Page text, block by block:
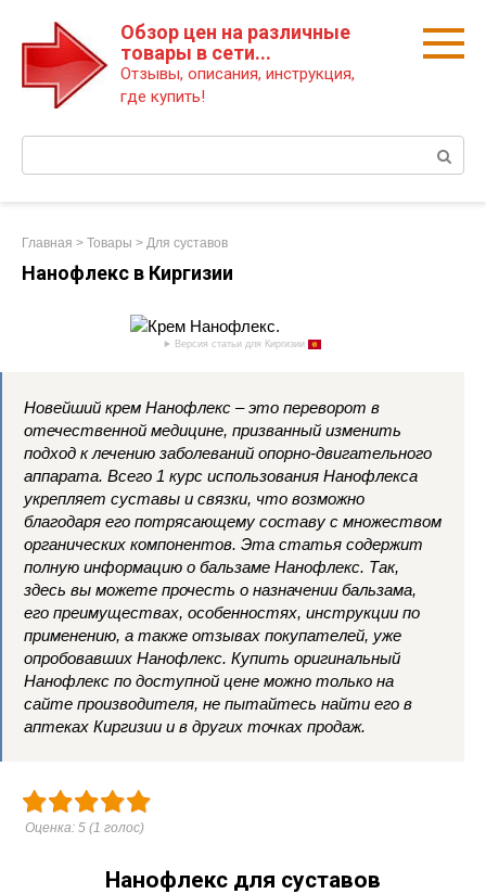
Обзор цен на различные
товары в сети...
Отзывы, описания, инструкция,
где купить!
Главная > Товары > Для суставов
Нанофлекс в Киргизии
Версия статьи для Киргизии
Новейший крем Нанофлекс – это переворот в
отечественной медицине, призванный изменить
подход к лечению заболеваний опорно-двигательного
аппарата. Всего 1 курс использования Нанофлекса
укрепляет суставы и связки, что возможно
благодаря его потрясающему составу с множеством
органических компонентов. Эта статья содержит
полную информацию о бальзаме Нанофлекс. Так,
здесь вы можете прочесть о назначении бальзама,
его преимуществах, особенностях, инструкции по
применению, а также отзывах покупателей, уже
опробовавших Нанофлекс. Купить оригинальный
Нанофлекс по доступной цене можно только на
сайте производителя, не пытайтесь найти его в
аптеках Киргизии и в других точках продаж.
Оценка: 5 (1 голос)
Нанофлекс для суставов